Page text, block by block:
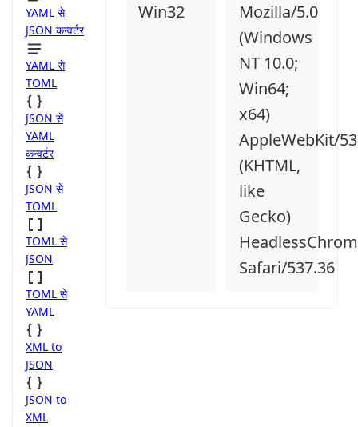
YAML से
JSON कन्वर्टर
YAML से
TOML
JSON से
YAML
कन्वर्टर
JSON से
TOML
TOML से
JSON
TOML से
YAML
XML to
JSON
JSON to
XML
Win32
Mozilla/5.0
(Windows
NT 10.0;
Win64;
x64)
AppleWebKit/
(KHTML,
like
Gecko)
Safari/537.36